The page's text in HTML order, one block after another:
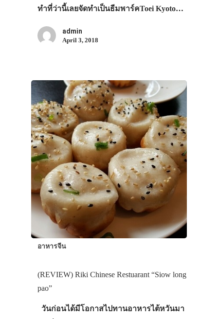
ทำที่ว่านี้เลยจัดทำเป็นธีมพาร์คToei Kyoto…
admin
April 3, 2018
อาหารจีน
(REVIEW) Riki Chinese Restuarant “Siow long
pao”
วันก่อนได้มีโอกาสไปทานอาหารไต้หวันมา